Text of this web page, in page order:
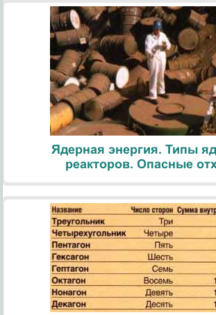
Ядерная энергия. Типы
реакторов. Опасные